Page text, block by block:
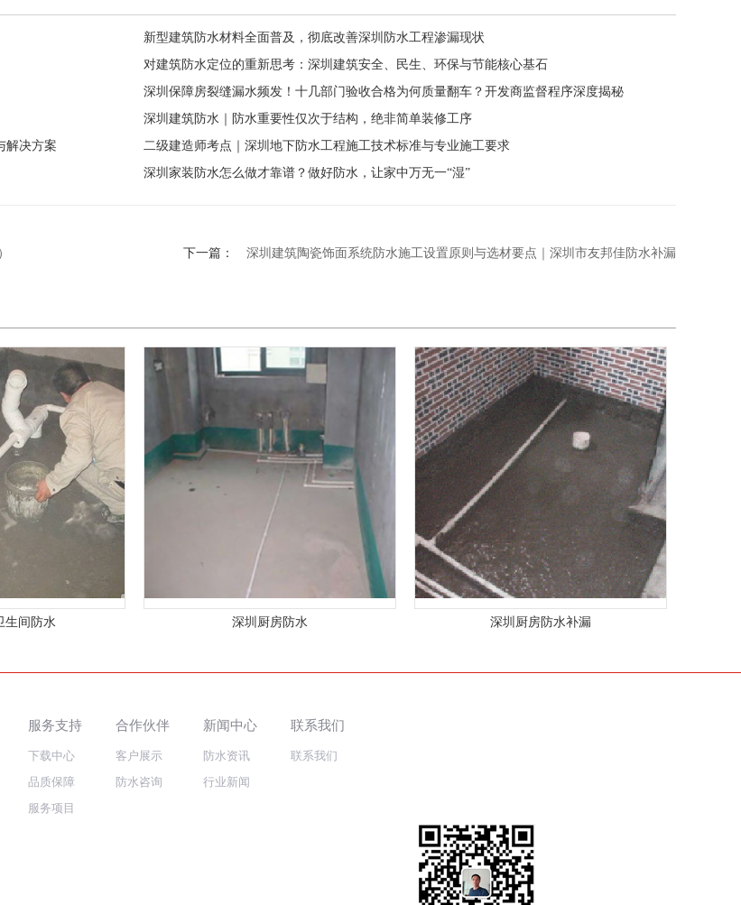
新型建筑防水材料全面普及，彻底改善深圳防水工程渗漏现状
对建筑防水定位的重新思考：深圳建筑安全、民生、环保与节能核心基石
深圳保障房裂缝漏水频发！十几部门验收合格为何质量翻车？开发商监督程序深度揭秘
深圳建筑防水｜防水重要性仅次于结构，绝非简单装修工序
解决方案
二级建造师考点｜深圳地下防水工程施工技术标准与专业施工要求
深圳家装防水怎么做才靠谱？做好防水，让家中万无一“湿”
下一篇： 深圳建筑陶瓷饰面系统防水施工设置原则与选材要点｜深圳市友邦佳防水补漏
生间防水 深圳厨房防水 深圳厨房防水补漏
服务支持
下载中心
品质保障
服务项目
合作伙伴
客户展示
防水咨询
新闻中心
防水资讯
行业新闻
联系我们
联系我们